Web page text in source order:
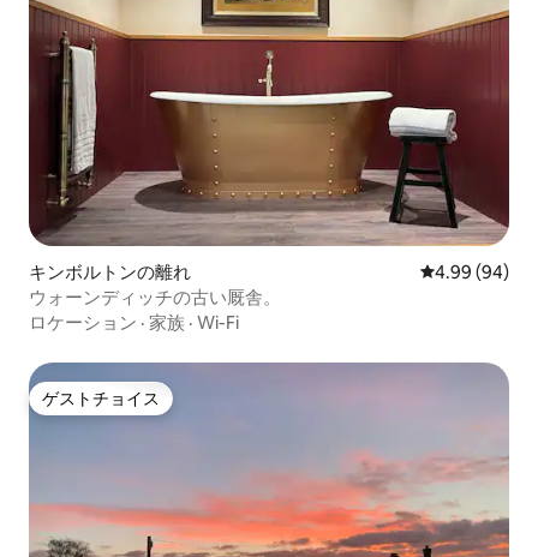
キンボルトンの離れ レビュー94件
4.99 (94)
ウォーンディッチの古い厩舎。
ロケーション · 家族 · Wi-Fi
ゲストチョイス
ゲストチョイス